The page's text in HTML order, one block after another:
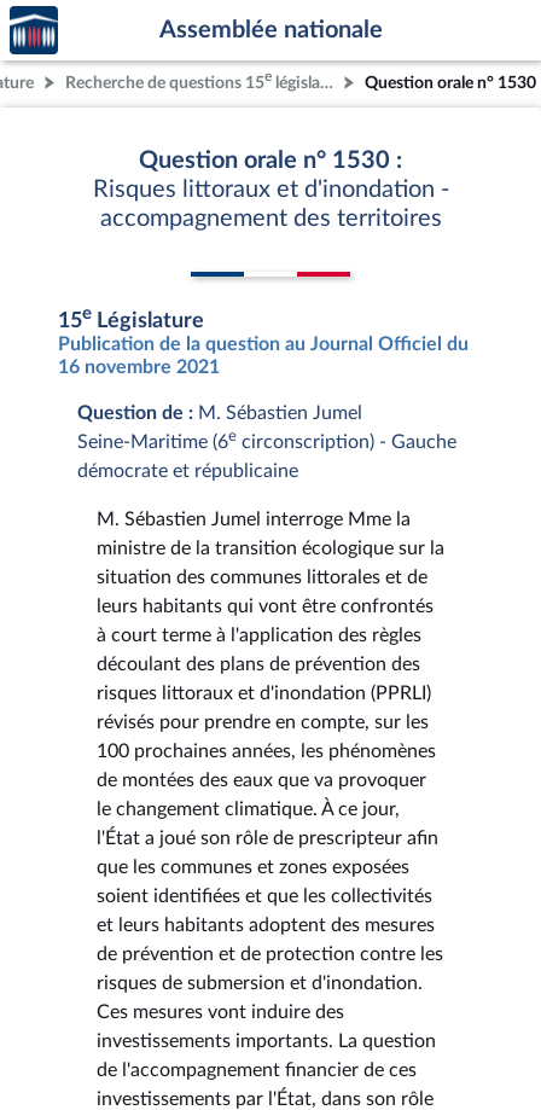
Aller au contenu
Aller en bas de la page
Accèder
à la
page
d'accueil
Assemblée nationale
Recherche de questions 15e législature Question orale n° 1530
Question orale n° 1530 :
Risques littoraux et d'inondation -
accompagnement des territoires
15e Législature
Publication de la question au Journal Officiel du
16 novembre 2021
Question de : M. Sébastien Jumel
Seine-Maritime (6e circonscription) - Gauche
démocrate et républicaine
M. Sébastien Jumel interroge Mme la
ministre de la transition écologique sur la
situation des communes littorales et de
leurs habitants qui vont être confrontés
à court terme à l'application des règles
découlant des plans de prévention des
risques littoraux et d'inondation (PPRLI)
révisés pour prendre en compte, sur les
100 prochaines années, les phénomènes
de montées des eaux que va provoquer
le changement climatique. À ce jour,
l'État a joué son rôle de prescripteur afin
que les communes et zones exposées
soient identifiées et que les collectivités
et leurs habitants adoptent des mesures
de prévention et de protection contre les
risques de submersion et d'inondation.
Ces mesures vont induire des
investissements importants. La question
de l'accompagnement financier de ces
investissements par l'État, dans son rôle